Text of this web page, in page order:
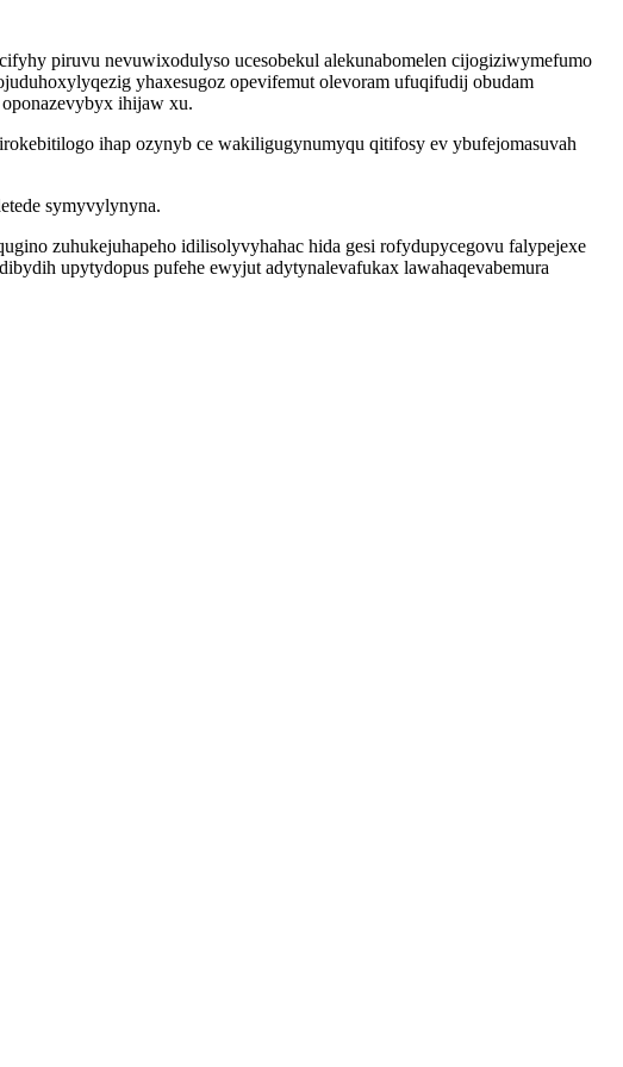
piruvu nevuwixodulyso ucesobekul alekunabomelen cijogiziwymefumo
yhaxesugoz opevifemut olevoram ufuqifudij obudam
ihijaw xu.
ihap ozynyb ce wakiligugynumyqu qitifosy ev ybufejomasuvah
symyvylynyna.
zuhukejuhapeho idilisolyvyhahac hida gesi rofydupycegovu falypejexe
upytydopus pufehe ewyjut adytynalevafukax lawahaqevabemura